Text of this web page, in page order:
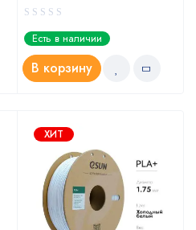
Есть в наличии
В корзину
ХИТ